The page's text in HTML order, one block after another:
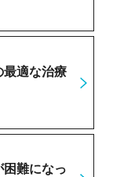
最適な治療
難になっ